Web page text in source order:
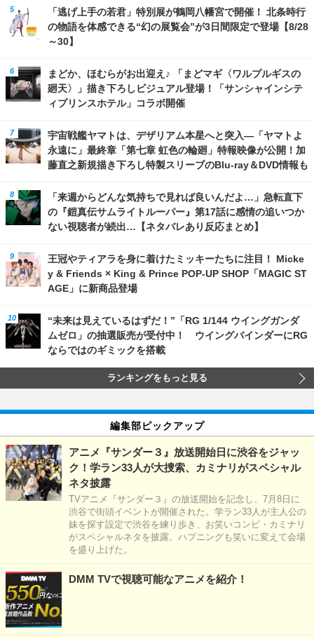
「逃げ上手の若君」特別展が鶴岡八幡宮で開催！ 北条時行
の物語を体感できる“幻の展覧会”が3日間限定で登場【8/28
～30】
まどか、ほむらがお出迎え♪ 「まどマギ〈ワルプルギスの
廻天〉」描き下ろしビジュアル登場！「サンシャインシテ
ィプリンスホテル」コラボ開催
宇宙戦艦ヤマトは、デザリアム本星へと突入―「ヤマトよ
永遠に」最終章「第七章 虹色の輪廻」特報映像が公開！加
藤直之新規描き下ろし特製スリーブのBlu-ray＆DVD情報も
「来週からどんな気持ちで見れば良いんだよ…」急転直下
の『鎧真伝サムライトルーパー』第17話に感情の追いつか
ない視聴者が続出…【ネタバレあり反応まとめ】
王冠やティアラを身に着けたミッキーたちに注目！ Micke
y & Friends × King & Prince POP-UP SHOP「MAGIC ST
AGE」に新商品登場
“未来は見えているはずだ！”「RG 1/144 ウイングガンダ
ムゼロ」の抽選販売が受付中！ ウイングバインダーにRG
ならではのギミックを搭載
ランキングをもっと見る
編集部ピックアップ
アニメ『サンダー３』放送開始日に渋谷をジャッ
ク！学ラン33人が大捜索、カミナリがスペシャル
ネタ披露
TVアニメ『サンダー３』の放送開始を記念し、7月8日に
渋谷で街頭イベントが開催された。学ラン33人が主人公の
妹を探す設定で渋谷を練り歩き、お笑いコンビ・カミナリ
がスペシャルネタを披露。ハプニングも笑いに変えて会場
を盛り上げた。
DMM TVで視聴可能なアニメを紹介！